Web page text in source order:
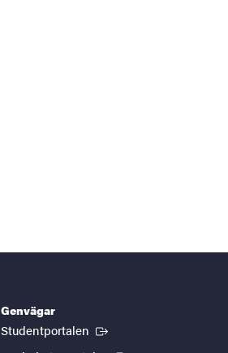
Genvägar
Studentportalen (Extern länk)